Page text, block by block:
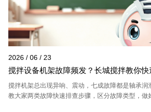
2026 / 06 / 23
搅拌设备机架故障频发？长城搅拌教你
搅拌机架总出现异响、震动，七成故障都是轴承润
教大家两类故障快速排查步骤，区分故障类型，做